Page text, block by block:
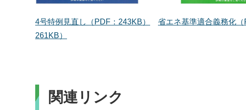
4号特例見直し（PDF：243KB） 省エネ基準適合義務化（
261KB）
関連リンク